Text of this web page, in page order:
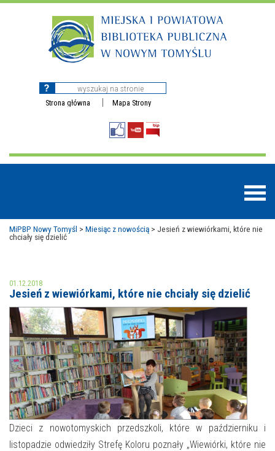
Strona główna Mapa Strony
MOJE KONTO
AKTUALNOŚCI
NAJBLIŻSZE WYDARZENIA
WYDARZENIA BIEŻĄCE
WYDARZYŁO SIĘ
NASZA OFERTA
STREFA WIEDZY O REGIONIE
STREFA KOLORU
FORMY STAŁE
MiPBP Nowy Tomyśl > Miesiąc z nowością > Jesień z wiewiórkami, które nie
chciały się dzielić
01.12.2018
Jesień z wiewiórkami, które nie chciały się dzielić
Dzieci z nowotomyskich przedszkoli, które w październiku i
listopadzie odwiedziły Strefę Koloru poznały „Wiewiórki, które nie